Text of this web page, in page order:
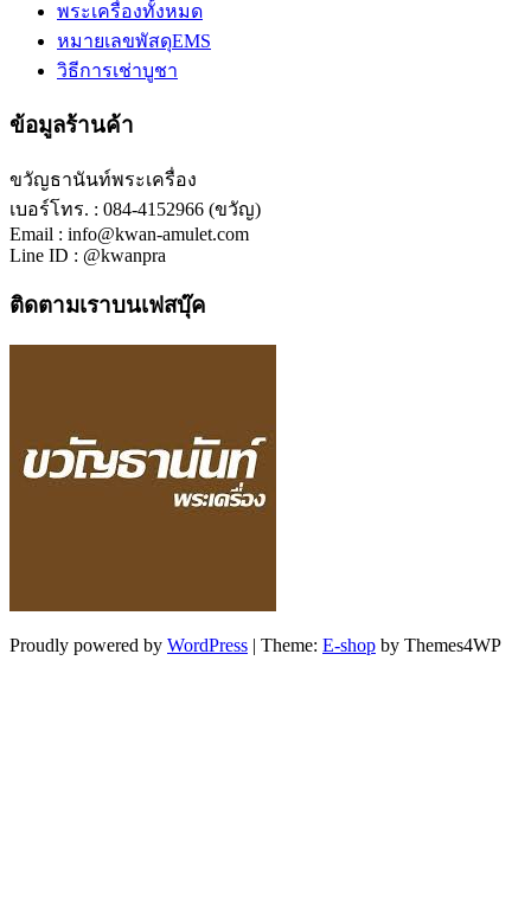
พระเครื่องทั้งหมด
หมายเลขพัสดุEMS
วิธีการเช่าบูชา
ข้อมูลร้านค้า
ขวัญธานันท์พระเครื่อง
เบอร์โทร. : 084-4152966 (ขวัญ)
Email : info@kwan-amulet.com
Line ID : @kwanpra
ติดตามเราบนเฟสบุ๊ค
Proudly powered by WordPress | Theme: E-shop by Themes4WP